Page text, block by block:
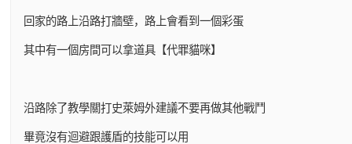
回家的路上沿路打牆壁，路上會看到一個彩蛋
其中有一個房間可以拿道具【代罪貓咪】
沿路除了教學關打史萊姆外建議不要再做其他戰鬥
畢竟沒有迴避跟護盾的技能可以用